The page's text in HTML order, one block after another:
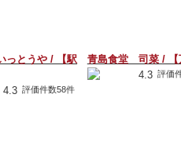
っとうや / 【駅
4.3 評価件数58件
青島食堂 司菜 / 【
4.3評価